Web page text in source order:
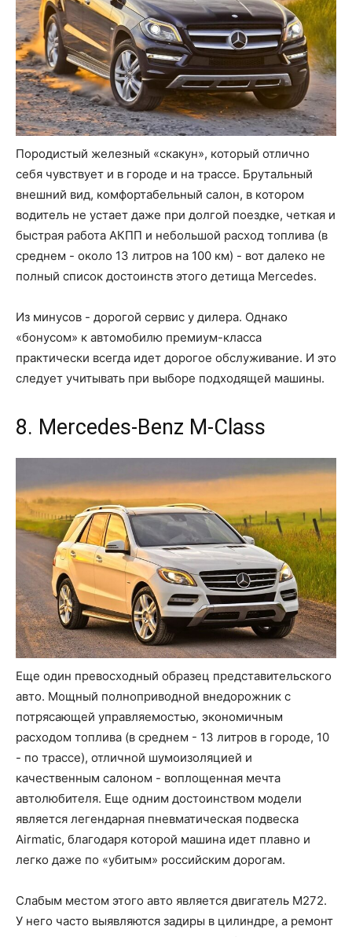
Породистый железный «скакун», который отлично
себя чувствует и в городе и на трассе. Брутальный
внешний вид, комфортабельный салон, в котором
водитель не устает даже при долгой поездке, четкая и
быстрая работа АКПП и небольшой расход топлива (в
среднем - около 13 литров на 100 км) - вот далеко не
полный список достоинств этого детища Mercedes.
Из минусов - дорогой сервис у дилера. Однако
«бонусом» к автомобилю премиум-класса
практически всегда идет дорогое обслуживание. И это
следует учитывать при выборе подходящей машины.
8. Mercedes-Benz M-Class
Еще один превосходный образец представительского
авто. Мощный полноприводной внедорожник с
потрясающей управляемостью, экономичным
расходом топлива (в среднем - 13 литров в городе, 10
- по трассе), отличной шумоизоляцией и
качественным салоном - воплощенная мечта
автолюбителя. Еще одним достоинством модели
является легендарная пневматическая подвеска
Airmatic, благодаря которой машина идет плавно и
легко даже по «убитым» российским дорогам.
Слабым местом этого авто является двигатель М272.
У него часто выявляются задиры в цилиндре, а ремонт